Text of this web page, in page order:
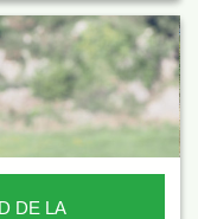
DE LA